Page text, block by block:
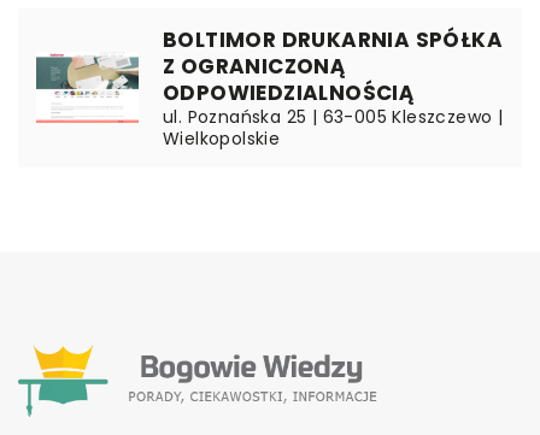
BOLTIMOR DRUKARNIA SPÓŁKA
Z OGRANICZONĄ
ODPOWIEDZIALNOŚCIĄ
ul. Poznańska 25 | 63-005 Kleszczewo |
Wielkopolskie